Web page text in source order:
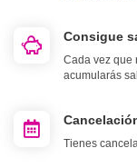
Consigue
Cada vez que
acumularás
Tienes